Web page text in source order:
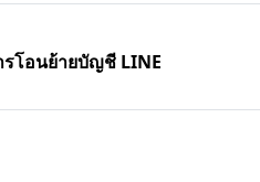
โอนย้ายบัญชี LINE